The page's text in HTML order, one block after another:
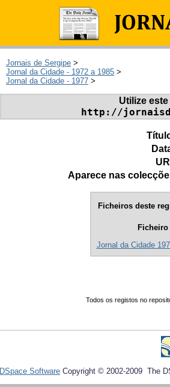
Jornais de Sergipe >
Jornal da Cidade - 1972 a 1985 >
Jornal da Cidade - 1977 >
Utilize
http://
Aparece nas
Ficheiros deste
Ficheiro
Jornal da Cidade
Todos os registos no
DSpace Software Copyright © 2002-2009 The